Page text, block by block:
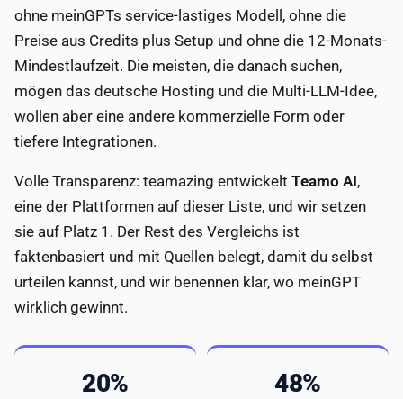
ohne meinGPTs service-lastiges Modell, ohne die
Preise aus Credits plus Setup und ohne die 12-Monats-
Mindestlaufzeit. Die meisten, die danach suchen,
mögen das deutsche Hosting und die Multi-LLM-Idee,
wollen aber eine andere kommerzielle Form oder
tiefere Integrationen.
Volle Transparenz: teamazing entwickelt Teamo AI,
eine der Plattformen auf dieser Liste, und wir setzen
sie auf Platz 1. Der Rest des Vergleichs ist
faktenbasiert und mit Quellen belegt, damit du selbst
urteilen kannst, und wir benennen klar, wo meinGPT
wirklich gewinnt.
20% 48%